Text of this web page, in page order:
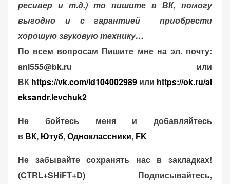
ресивер и т.д.) то пишите в ВК, помогу
выгодно и с гарантией приобрести
хорошую звуковую технику…
По всем вопросам Пишите мне на эл. почту:
anl555@bk.ru или
ВК https://vk.com/id104002989 или https://ok.ru/al
eksandr.levchuk2
Не бойтесь меня и добавляйтесь
в ВК, Ютуб,Одноклассники, FK
Не забывайте сохранять нас в закладках!
(CTRL+SHiFT+D)
Подписывайтесь,